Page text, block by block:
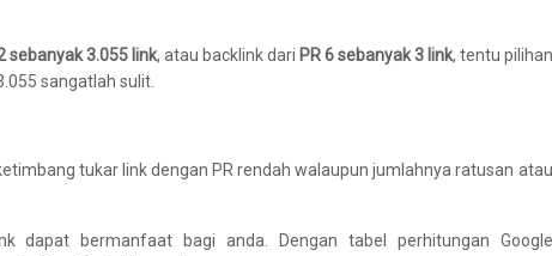
sebanyak 3.055 link, atau backlink dari PR 6sebanyak 3 link, tentu pilihan
sangatlah sulit.
tukar link dengan PR rendah walaupun jumlahnya ratusan atau
dapat bermanfaat bagi anda. Dengan tabel perhitungan Google